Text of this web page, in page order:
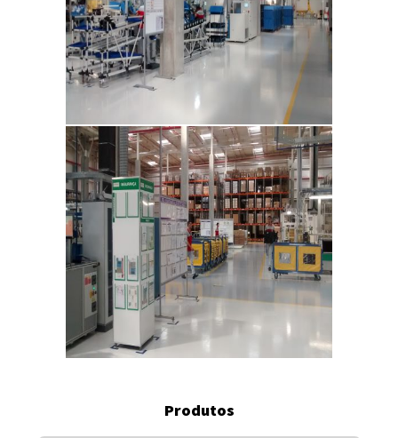
Produtos